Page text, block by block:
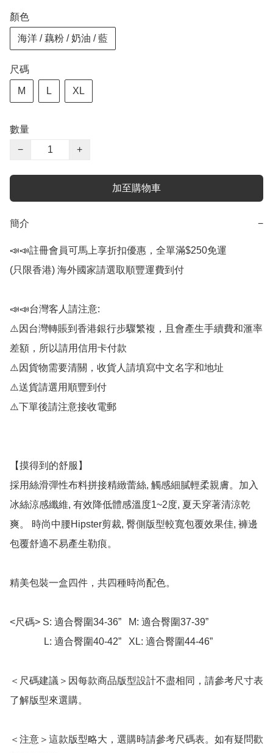
顏色
海洋 / 藕粉 / 奶油 / 藍
尺碼
M L XL
數量
−
+
加至購物車
簡介 −
📣📣註冊會員可馬上享折扣優惠，全單滿$250免運
(只限香港) 海外國家請選取順豐運費到付
📣📣台灣客人請注意:
⚠️因台灣轉賬到香港銀行步驟繁複，且會產生手續費和滙率
差額，所以請用信用卡付款
⚠️因貨物需要清關，收貨人請填寫中文名字和地址
⚠️送貨請選用順豐到付
⚠️下單後請注意接收電郵
【摸得到的舒服】
採用絲滑彈性布料拼接精緻蕾絲, 觸感細膩輕柔親膚。加入
冰絲涼感纖維, 有效降低體感溫度1~2度, 夏天穿著清涼乾
爽。 時尚中腰Hipster剪裁, 臀側版型較寬包覆效果佳, 褲邊
包覆舒適不易產生勒痕。
精美包裝一盒四件，共四種時尚配色。
<尺碼> S: 適合臀圍34-36”   M: 適合臀圍37-39”
＜尺碼建議＞因每款商品版型設計不盡相同，請參考尺寸表
了解版型來選購。
＜注意＞這款版型略大，選購時請參考尺碼表。如有疑問歡